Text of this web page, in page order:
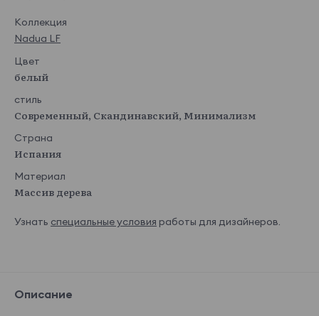
Коллекция
Nadua LF
Цвет
белый
стиль
Современный, Скандинавский, Минимализм
Страна
Испания
Материал
Массив дерева
Узнать специальные условия работы для дизайнеров.
Описание